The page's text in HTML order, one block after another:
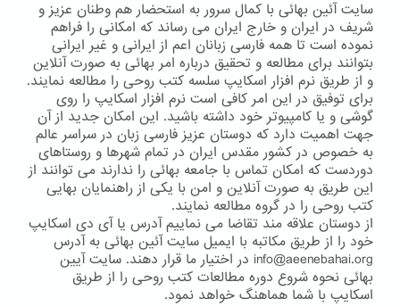
سایت آئین بهائی با کمال سرور به استحضار هم وطنان عزیز و
شریف در ایران و خارج ایران می رساند که امکانی را فراهم
نموده است تا همه فارسی زبانان اعم از ایرانی و غیر ایرانی
بتوانند برای مطالعه و تحقیق درباره امر بهائی به صورت آنلاین
و از طریق نرم افزار اسکایپ سلسه کتب روحی را مطالعه نمایند.
برای توفیق در این امر کافی است نرم افزار اسکایپ را روی
گوشی و یا کامپیوتر خود داشته باشید. این امکان جدید از آن
جهت اهمیت دارد که دوستان عزیز فارسی زبان در سراسر عالم
به خصوص در کشور مقدس ایران در تمام شهرها و روستاهای
دوردست که امکان تماس با جامعه بهائی را ندارند می توانند از
این طریق به صورت آنلاین و امن با یکی از راهنمایان بهایی
کتب روحی را در گروه مطالعه نمایند.
از دوستان علاقه مند تقاضا می نماییم آدرس یا آی دی اسکایپ
خود را از طریق مکاتبه با ایمیل سایت آئین بهائی به آدرس
info@aeenebahai.org در اختیار ما قرار دهند. سایت آیین
بهائی نحوه شروع دوره مطالعات کتب روحی را از طریق
اسکایپ با شما هماهنگ خواهد نمود.